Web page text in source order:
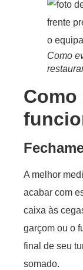
Como
A melhor
acabar com
caixa às
garçom ou o
final de seu
somado.